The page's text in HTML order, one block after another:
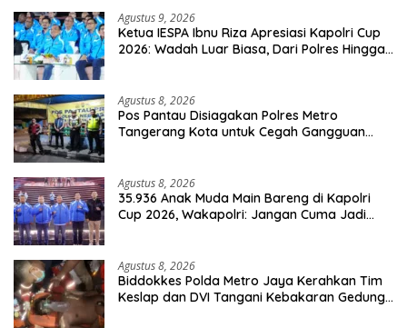
Agustus 9, 2026
Ketua IESPA Ibnu Riza Apresiasi Kapolri Cup
2026: Wadah Luar Biasa, Dari Polres Hingga
Agustus 8, 2026
Pos Pantau Disiagakan Polres Metro
Tangerang Kota untuk Cegah Gangguan
Agustus 8, 2026
35.936 Anak Muda Main Bareng di Kapolri
Cup 2026, Wakapolri: Jangan Cuma Jadi
Agustus 8, 2026
Biddokkes Polda Metro Jaya Kerahkan Tim
Keslap dan DVI Tangani Kebakaran Gedung